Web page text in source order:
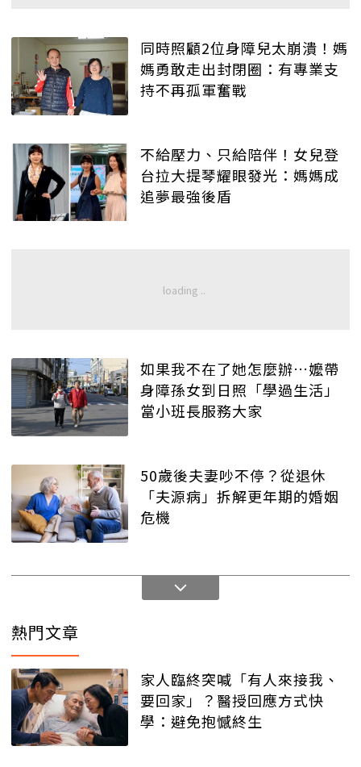
同時照顧2位身障兒太崩潰！媽
媽勇敢走出封閉圈：有專業支
持不再孤軍奮戰
不給壓力、只給陪伴！女兒登
台拉大提琴耀眼發光：媽媽成
追夢最強後盾
如果我不在了她怎麼辦…嬤帶
身障孫女到日照「學過生活」
當小班長服務大家
50歲後夫妻吵不停？從退休
「夫源病」拆解更年期的婚姻
危機
熱門文章
家人臨終突喊「有人來接我、
要回家」？醫授回應方式快
學：避免抱憾終生